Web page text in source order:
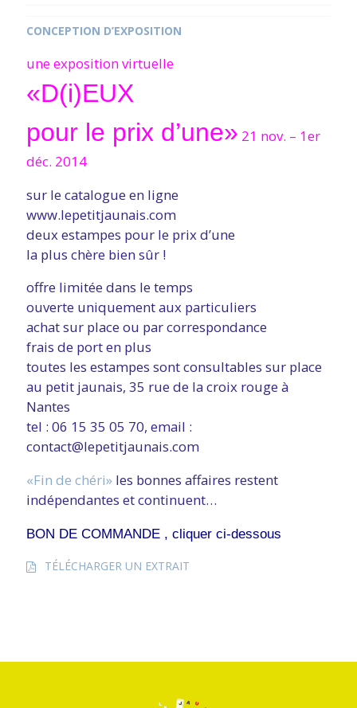
CONCEPTION D’EXPOSITION
une exposition virtuelle
«D(i)EUX
pour le prix d’une» 21 nov. – 1er
déc. 2014
sur le catalogue en ligne
www.lepetitjaunais.com
deux estampes pour le prix d’une
la plus chère bien sûr !
offre limitée dans le temps
ouverte uniquement aux particuliers
achat sur place ou par correspondance
frais de port en plus
toutes les estampes sont consultables sur place
au petit jaunais, 35 rue de la croix rouge à
Nantes
tel : 06 15 35 05 70, email :
contact@lepetitjaunais.com
«Fin de chéri»les bonnes affaires restent
indépendantes et continuent…
BON DE COMMANDE , cliquer ci-dessous
TÉLÉCHARGER UN EXTRAIT